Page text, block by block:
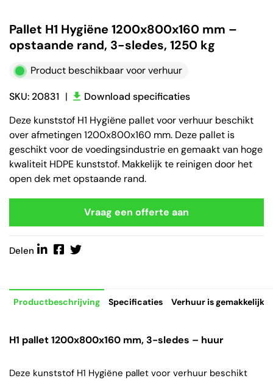
Pallet H1 Hygiëne 1200x800x160 mm –
opstaande rand, 3-sledes, 1250 kg
Product beschikbaar voor verhuur
SKU: 20831 |
Download specificaties
Deze kunststof H1 Hygiëne pallet voor verhuur beschikt
over afmetingen 1200x800x160 mm. Deze pallet is
geschikt voor de voedingsindustrie en gemaakt van hoge
kwaliteit HDPE kunststof. Makkelijk te reinigen door het
open dek met opstaande rand.
Vraag een offerte aan
Delen
Productbeschrijving Specificaties Verhuur is gemakkelijk
H1 pallet 1200x800x160 mm, 3-sledes – huur
Deze kunststof H1 Hygiëne pallet voor verhuur beschikt